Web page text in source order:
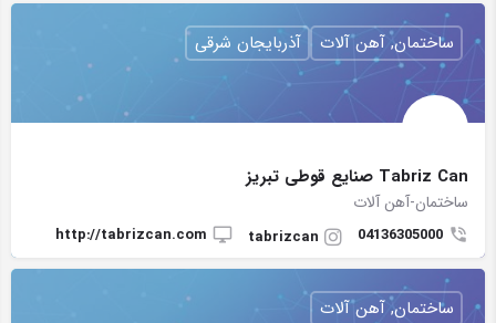
Tabriz Can صنایع قوطی تبریز
ساختمان-آهن آلات
04136305000
tabrizcan
http://tabrizcan.com
ساختمان, آهن آلات آذربایجان شرقی
ساختمان, آهن آلات